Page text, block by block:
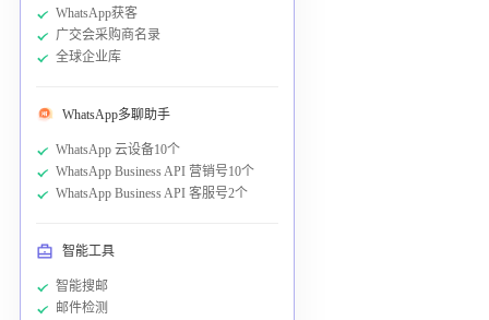
WhatsApp获客
广交会采购商名录
全球企业库
WhatsApp多聊助手
WhatsApp 云设备10个
WhatsApp Business API 营销号10个
WhatsApp Business API 客服号2个
智能工具
智能搜邮
邮件检测